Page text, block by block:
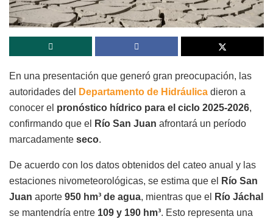
En una presentación que generó gran preocupación, las
autoridades del
Departamento de Hidráulica dieron a
conocer el pronóstico hídrico para el ciclo 2025-2026,
confirmando que el
Río San Juan afrontará un período
marcadamente seco.
De acuerdo con los datos obtenidos del cateo anual y las
estaciones nivometeorológicas, se estima que el
Río San
Juan aporte 950 hm³ de agua, mientras que el
Río Jáchal
se mantendría entre 109 y 190 hm³. Esto representa una